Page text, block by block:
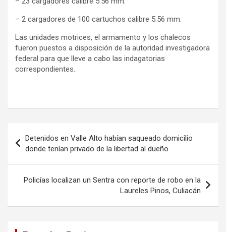
– 2 cargadores de 100 cartuchos calibre 5.56 mm.
Las unidades motrices, el armamento y los chalecos
fueron puestos a disposición de la autoridad investigadora
federal para que lleve a cabo las indagatorias
correspondientes.
de
entradas
Detenidos en Valle Alto habían saqueado domicilio
donde tenían privado de la libertad al dueño
Policías localizan un Sentra con reporte de robo en la
Laureles Pinos, Culiacán